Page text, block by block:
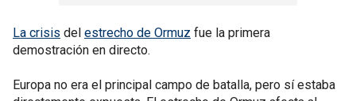
La crisis del estrecho de Ormuz fue la primera
demostración en directo.
Europa no era el principal campo de batalla, pero sí estaba